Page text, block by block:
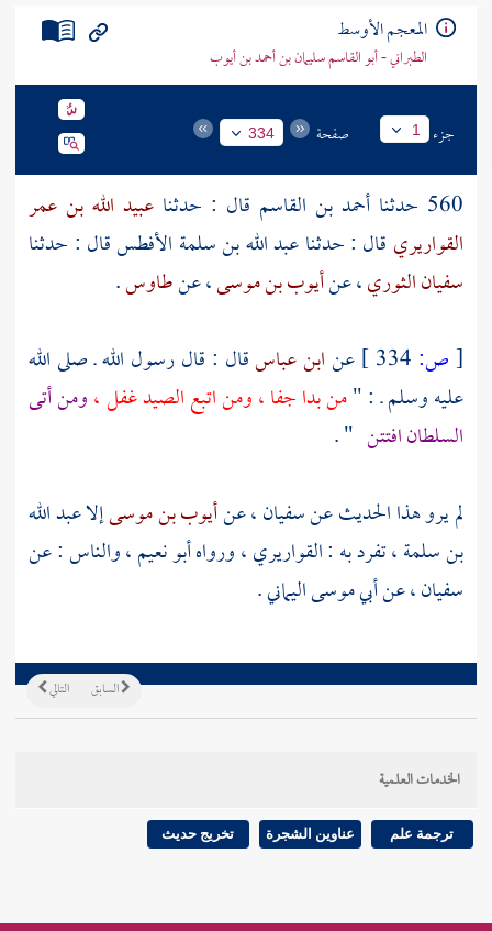
المعجم الأوسط
الطبراني - أبو القاسم سليمان بن أحمد بن أيوب
جزء 1 صفحة 334
560 حدثنا أحمد بن القاسم قال : حدثنا عبيد الله بن عمر
القواريري قال : حدثناعبد الله بن سلمة الأفطسقال : حدثنا
سفيان الثوري، عنأيوب بن موسى، عنطاوس.
[ص: عنابن عباسقال : قال رسول الله ـ صلى الله
عليه وسلم ـ : "من بدا جفا ، ومن اتبع الصيد غفل ،ومن أتى
السلطان افتتن " .
لم يرو هذا الحديث عنسفيان ،عنأيوب بن موسىإلاعبد الله
بن سلمة ،تفرد به :القواريري، ورواهأبو نعيم ،والناس : عن
سفيان ،عنأبي موسى اليماني.
التالي السابق
الخدمات العلمية
ترجمة علم عناوين الشجرة تخريج حديث